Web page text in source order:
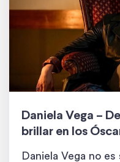
Daniela Vega –
brillar en los
Daniela Vega no